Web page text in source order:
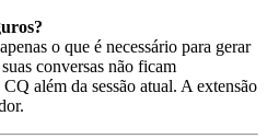
o que é necessário para gerar
conversas não ficam
além da sessão atual. A extensão